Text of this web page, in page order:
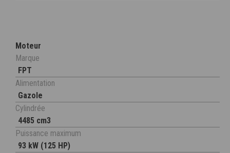
Moteur
Marque
FPT
Alimentation
Gazole
Cylindrée
4485 cm3
Puissance maximum
93 kW (125 HP)